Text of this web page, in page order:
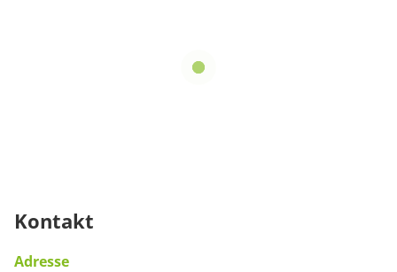
Kontakt
Adresse